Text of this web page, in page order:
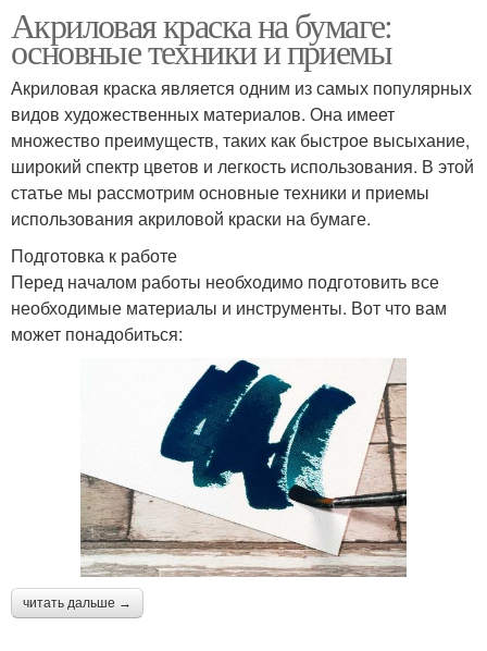
Акриловая краска на бумаге:
основные техники и приемы
Акриловая краска является одним из самых популярных
видов художественных материалов. Она имеет
множество преимуществ, таких как быстрое высыхание,
широкий спектр цветов и легкость использования. В этой
статье мы рассмотрим основные техники и приемы
использования акриловой краски на бумаге.
Подготовка к работе
Перед началом работы необходимо подготовить все
необходимые материалы и инструменты. Вот что вам
может понадобиться:
читать дальше →